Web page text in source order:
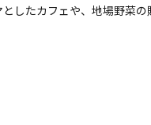
したカフェや、地場野菜の